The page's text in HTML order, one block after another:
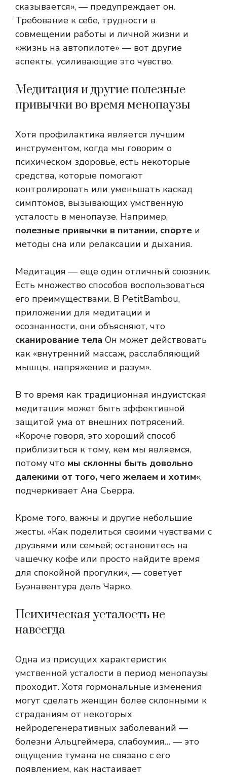
сказывается», — предупреждает он.
Требование к себе, трудности в
совмещении работы и личной жизни и
«жизнь на автопилоте» — вот другие
аспекты, усиливающие это чувство.
Медитация и другие полезные
привычки во время менопаузы
Хотя профилактика является лучшим
инструментом, когда мы говорим о
психическом здоровье, есть некоторые
средства, которые помогают
контролировать или уменьшать каскад
симптомов, вызывающих умственную
усталость в менопаузе. Например,
полезные привычки в питании, спорте и
методы сна или релаксации и дыхания.
Медитация — еще один отличный союзник.
Есть множество способов воспользоваться
его преимуществами. В PetitBambou,
приложении для медитации и
осознанности, они объясняют, что
сканирование тела Он может действовать
как «внутренний массаж, расслабляющий
мышцы, напряжение и разум».
В то время как традиционная индуистская
медитация может быть эффективной
защитой ума от внешних потрясений.
«Короче говоря, это хороший способ
приблизиться к тому, кем мы являемся,
потому что мы склонны быть довольно
далекими от того, чего желаем и хотим«,
подчеркивает Ана Сьерра.
Кроме того, важны и другие небольшие
жесты. «Как поделиться своими чувствами с
друзьями или семьей; остановитесь на
чашечку кофе или просто найдите время
для спокойной прогулки», — советует
Буэнавентура дель Чарко.
Психическая усталость не
навсегда
Одна из присущих характеристик
умственной усталости в период менопаузы
проходит. Хотя гормональные изменения
могут сделать женщин более склонными к
страданиям от некоторых
нейродегенеративных заболеваний —
болезни Альцгеймера, слабоумия… — это
ощущение тумана не связано с его
появлением, как настаивает